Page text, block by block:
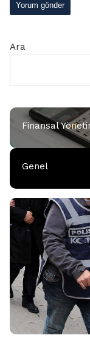
Ara
Finansal
Genel